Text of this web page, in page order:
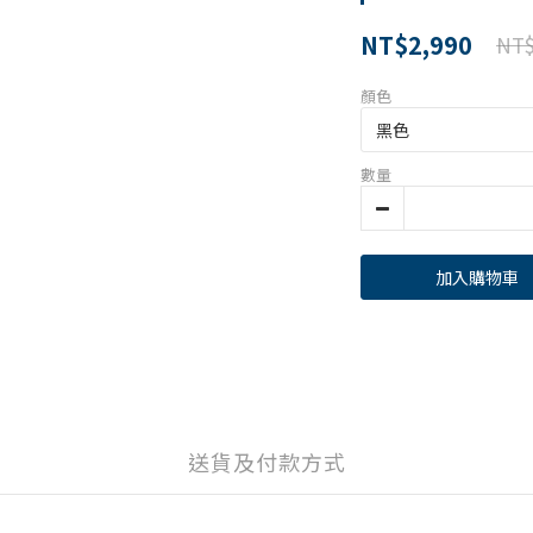
NT$2,990
顏色
數量
加入購物車
送貨及付款方式